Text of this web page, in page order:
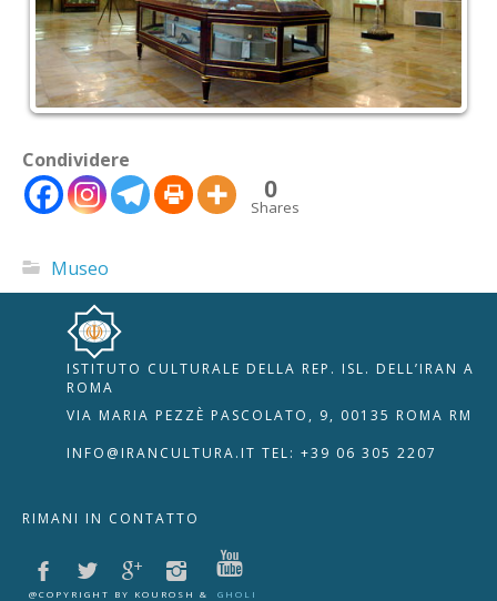
Condividere
0
Shares
Museo
ISTITUTO CULTURALE DELLA REP. ISL. DELL’IRAN A
ROMA
VIA MARIA PEZZÈ PASCOLATO, 9, 00135 ROMA RM
INFO@IRANCULTURA.IT TEL: +39 06 305 2207
RIMANI IN CONTATTO
@COPYRIGHT BY KOUROSH & GHOLI
RIPRISTINA 🇮🇹 🇬🇧
Disattiva Immagini
Evidenzia Link